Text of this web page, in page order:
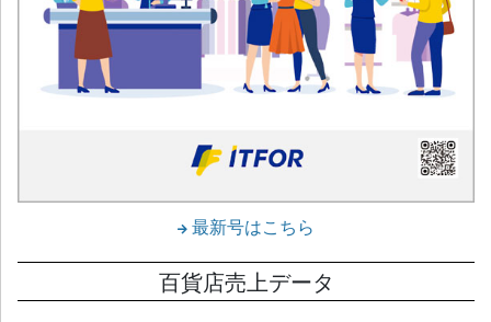
最新号はこちら
百貨店売上データ